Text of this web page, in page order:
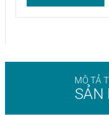
MÔ TẢ
SẢN